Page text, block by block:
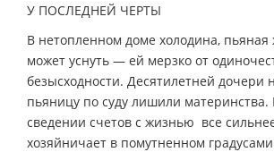
У ПОСЛЕДНЕЙ ЧЕРТЫ
В нетопленном доме холодина,
может уснуть — ей мерзко от
безысходности. Десятилетней дочери
пьяницу по суду лишили
сведении счетов с жизнью все
хозяйничает в помутненном